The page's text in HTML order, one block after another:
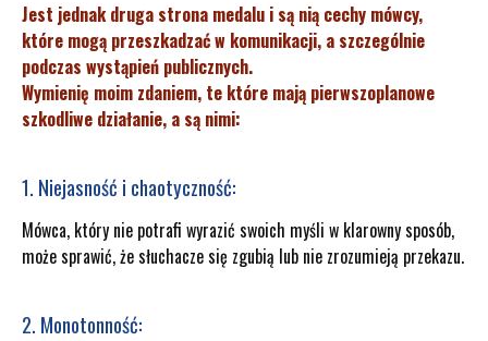
Jest jednak druga strona medalu i są nią cechy mówcy,
które mogą przeszkadzać w komunikacji, a szczególnie
podczas wystąpień publicznych.
Wymienię moim zdaniem, te które mają pierwszoplanowe
szkodliwe działanie, a są nimi:
1. Niejasność i chaotyczność:
Mówca, który nie potrafi wyrazić swoich myśli w klarowny sposób,
może sprawić, że słuchacze się zgubią lub nie zrozumieją przekazu.
2. Monotonność: